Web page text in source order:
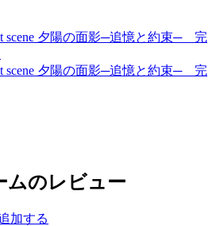
ムのレビュー
加する